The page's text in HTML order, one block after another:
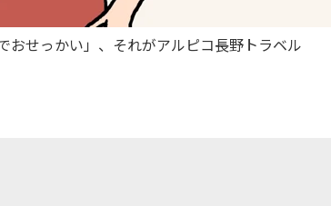
おせっかい」、それがアルピコ長野トラベル